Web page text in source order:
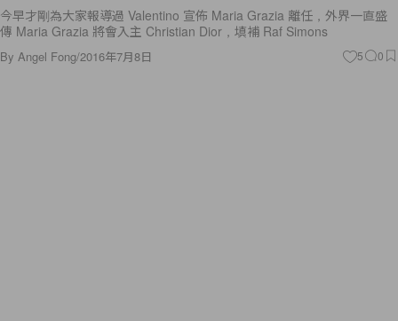
今早才剛為大家報導過 Valentino 宣佈 Maria Grazia 離任，外界一直盛
傳 Maria Grazia 將會入主 Christian Dior，填補 Raf Simons
By Angel Fong/2016年7月8日 5 0